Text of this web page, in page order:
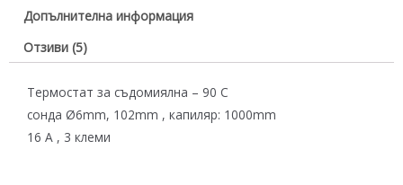
Допълнителна информация
Отзиви (5)
Термостат за съдомиялна – 90 C
сонда Ø6mm, 102mm , капиляр: 1000mm
16 A , 3 клеми